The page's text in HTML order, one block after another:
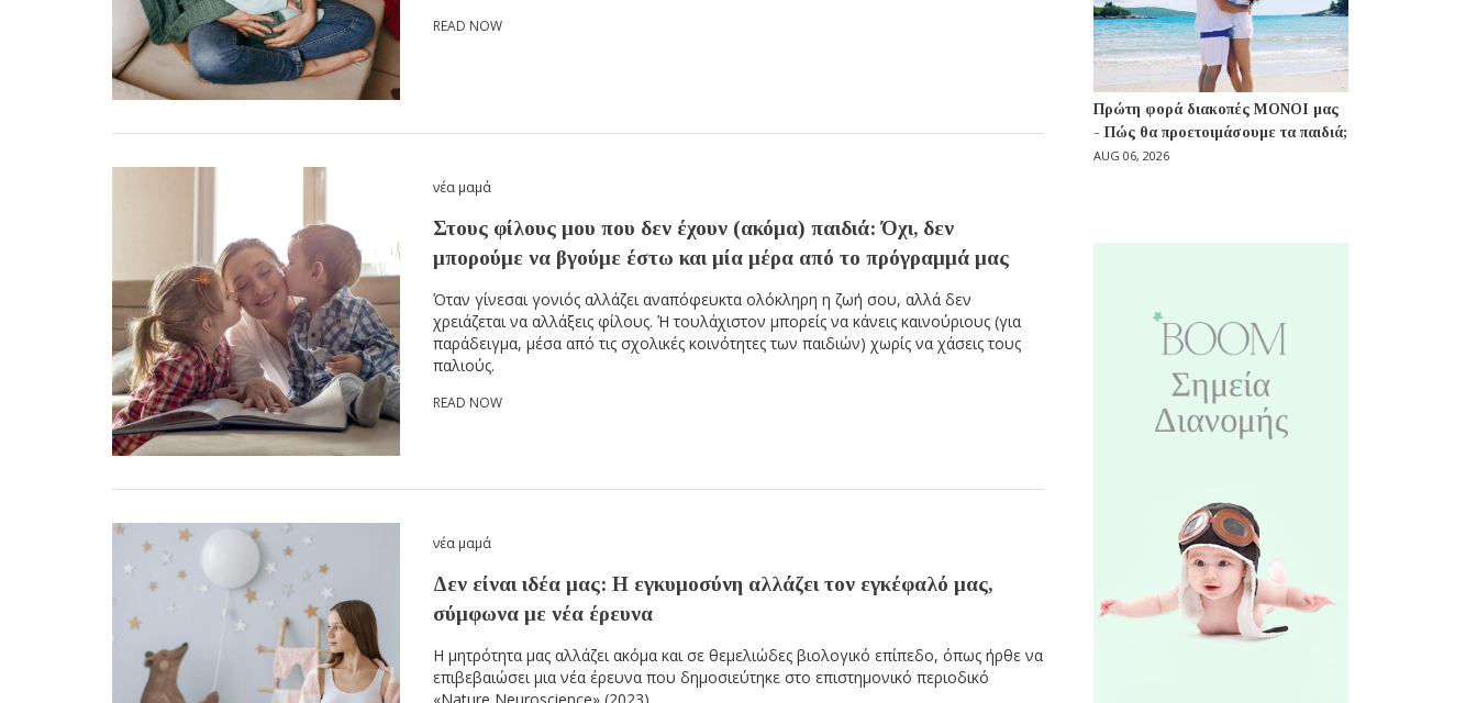
READ NOW
νέα μαμά
Στους φίλους μου που δεν έχουν (ακόμα) παιδιά: Όχι, δεν
μπορούμε να βγούμε έστω και μία μέρα από το πρόγραμμά μας
Όταν γίνεσαι γονιός αλλάζει αναπόφευκτα ολόκληρη η ζωή σου, αλλά δεν
χρειάζεται να αλλάξεις φίλους. Ή τουλάχιστον μπορείς να κάνεις καινούριους (για
παράδειγμα, μέσα από τις σχολικές κοινότητες των παιδιών) χωρίς να χάσεις τους
παλιούς.
READ NOW
νέα μαμά
Δεν είναι ιδέα μας: Η εγκυμοσύνη αλλάζει τον εγκέφαλό μας,
σύμφωνα με νέα έρευνα
Η μητρότητα μας αλλάζει ακόμα και σε θεμελιώδες βιολογικό επίπεδο, όπως ήρθε να
επιβεβαιώσει μια νέα έρευνα που δημοσιεύτηκε στο επιστημονικό περιοδικό
Πρώτη φορά διακοπές ΜΟΝΟΙ μας
- Πώς θα προετοιμάσουμε τα παιδιά;
AUG 06, 2026